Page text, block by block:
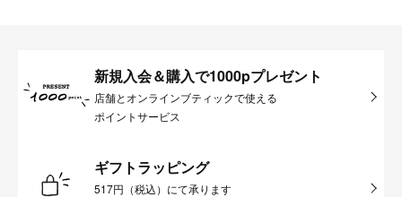
新規入会＆購入で1000pプレゼント
店舗とオンラインブティックで使える
ポイントサービス
ギフトラッピング
517円（税込）にて承ります